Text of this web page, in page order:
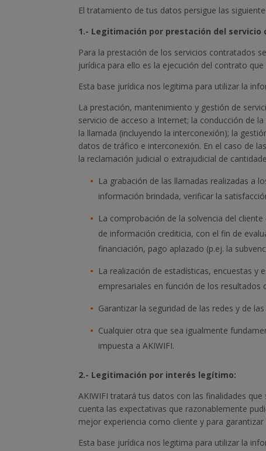
El tratamiento de tus datos persigue las
1.- Legitimación por prestación del servicio
Para la prestación de los servicios contratados
jurídica para ello es la ejecución del contrato
Esta base jurídica nos legitima para utilizar la
La prestación, mantenimiento y gestión de
servicio de acceso a Internet; la conducción de
la llamada (incluyendo la interconexión); la
datos de tráfico e interconexión. En el caso de
la reclamación judicial o extrajudicial de
La grabación de las llamadas realizadas a
información brindada, verificar la
La comprobación de la solvencia del
de información crediticia, con el fin de
financiación, pago aplazado (p.ej. la
La realización de estadísticas, encuestas
empresariales en función de los resultados
Garantizar la seguridad de las redes y de
Cualquier otra que sea igualmente
impuesta a AKIWIFI.
2.- Legitimación por interés legítimo:
AKIWIFI tratará tus datos con las finalidades
cuenta las expectativas que razonablemente
mejor experiencia como cliente y para
Esta base jurídica nos legitima para utilizar la